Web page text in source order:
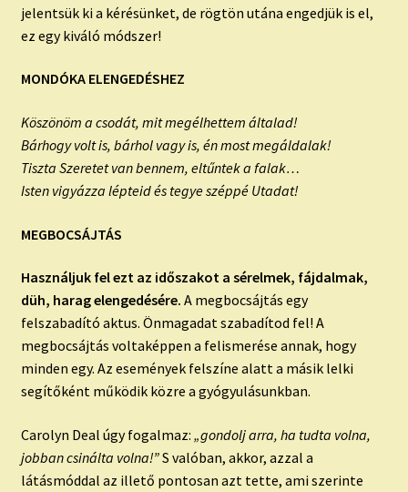
jelentsük ki a kérésünket, de rögtön utána engedjük is el,
ez egy kiváló módszer!
MONDÓKA ELENGEDÉSHEZ
Köszönöm a csodát, mit megélhettem általad!
Bárhogy volt is, bárhol vagy is, én most megáldalak!
Tiszta Szeretet van bennem, eltűntek a falak…
Isten vigyázza lépteid és tegye széppé Utadat!
MEGBOCSÁJTÁS
Használjuk fel ezt az időszakot a sérelmek, fájdalmak,
düh, harag elengedésére. A megbocsájtás egy
felszabadító aktus. Önmagadat szabadítod fel! A
megbocsájtás voltaképpen a felismerése annak, hogy
minden egy. Az események felszíne alatt a másik lelki
segítőként működik közre a gyógyulásunkban.
Carolyn Deal úgy fogalmaz: „gondolj arra, ha tudta volna,
jobban csinálta volna!”S valóban, akkor, azzal a
látásmóddal az illető pontosan azt tette, ami szerinte